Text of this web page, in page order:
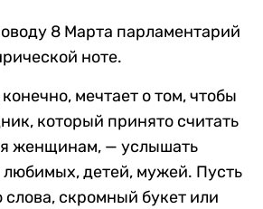
8 Марта парламентарий
ноте.
мечтает о том, чтобы
который принято считать
женщинам, — услышать
любимых, детей, мужей. Пусть
слова, скромный букет или